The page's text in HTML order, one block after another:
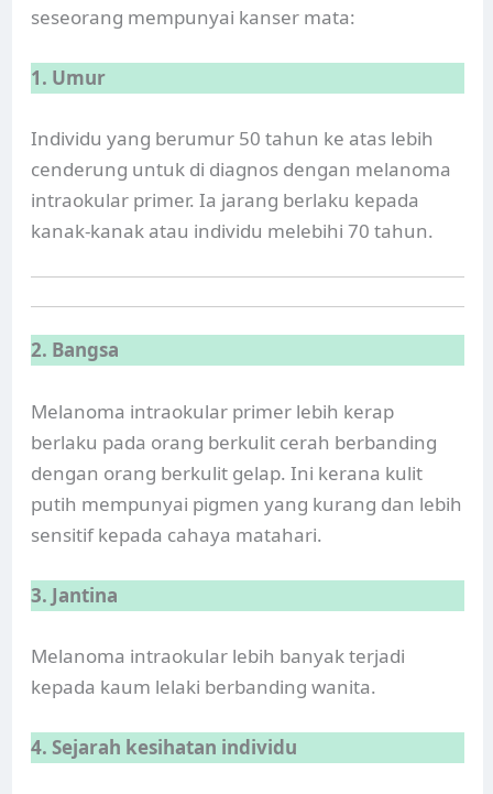
seseorang mempunyai kanser mata:
1. Umur
Individu yang berumur 50 tahun ke atas lebih
cenderung untuk di diagnos dengan melanoma
intraokular primer. Ia jarang berlaku kepada
kanak-kanak atau individu melebihi 70 tahun.
2. Bangsa
Melanoma intraokular primer lebih kerap
berlaku pada orang berkulit cerah berbanding
dengan orang berkulit gelap. Ini kerana kulit
putih mempunyai pigmen yang kurang dan lebih
sensitif kepada cahaya matahari.
3. Jantina
Melanoma intraokular lebih banyak terjadi
kepada kaum lelaki berbanding wanita.
4. Sejarah kesihatan individu